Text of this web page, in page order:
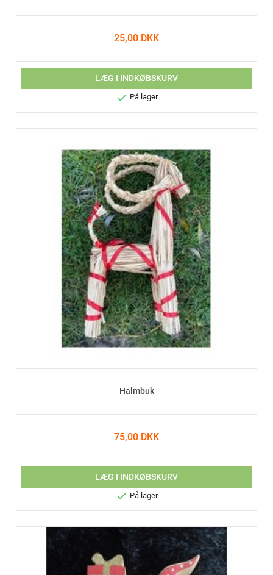
25,00 DKK
LÆG I INDKØBSKURV
 På lager
Halmbuk
75,00 DKK
LÆG I INDKØBSKURV
 På lager